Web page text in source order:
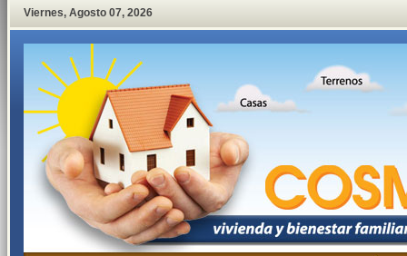
Viernes, Agosto 07, 2026